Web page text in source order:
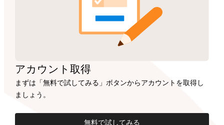
アカウント取得
まずは「無料で試してみる」ボタンからアカウントを取得し
ましょう。
無料で試してみる